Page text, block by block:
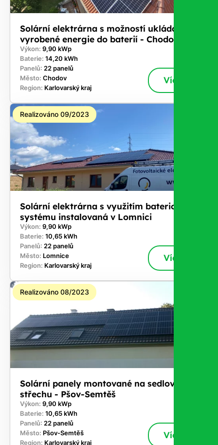
Solární elektrárna s možností ukládání
vyrobené energie do baterií - Chodov
Výkon: 9,90 kWp
Baterie: 14,20 kWh
Panelů: 22 panelů
Město: Chodov
Region: Karlovarský kraj
Více
Realizováno 09/2023
Solární elektrárna s využitím bateriového
systému instalovaná v Lomnici
Výkon: 9,90 kWp
Baterie: 10,65 kWh
Panelů: 22 panelů
Město: Lomnice
Region: Karlovarský kraj
Více
Realizováno 08/2023
Solární panely montované na sedlovou
střechu - Pšov-Semtěš
Výkon: 9,90 kWp
Baterie: 10,65 kWh
Panelů: 22 panelů
Město: Pšov-Semtěš
Region: Karlovarský kraj
Více